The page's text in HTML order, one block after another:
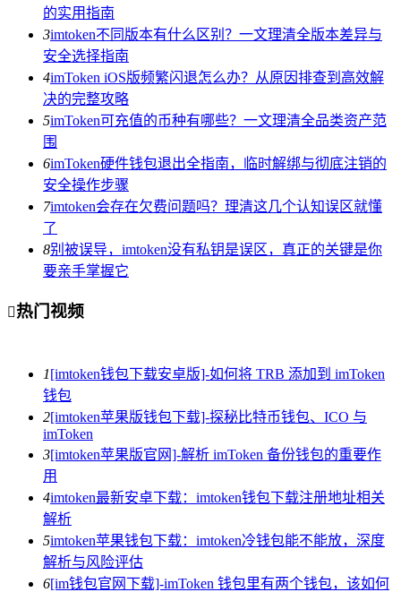
的实用指南
3imtoken不同版本有什么区别？一文理清全版本差异与
安全选择指南
4imToken iOS版频繁闪退怎么办？从原因排查到高效解
决的完整攻略
5imToken可充值的币种有哪些？一文理清全品类资产范
围
6imToken硬件钱包退出全指南，临时解绑与彻底注销的
安全操作步骤
7imtoken会存在欠费问题吗？理清这几个认知误区就懂
了
8别被误导，imtoken没有私钥是误区，真正的关键是你
要亲手掌握它
热门视频
1[imtoken钱包下载安卓版]-如何将 TRB 添加到 imToken
钱包
2[imtoken苹果版钱包下载]-探秘比特币钱包、ICO 与
imToken
3[imtoken苹果版官网]-解析 imToken 备份钱包的重要作
用
4imtoken最新安卓下载：imtoken钱包下载注册地址相关
解析
5imtoken苹果钱包下载：imtoken冷钱包能不能放，深度
解析与风险评估
6[im钱包官网下载]-imToken 钱包里有两个钱包，该如何